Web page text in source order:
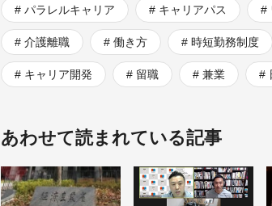
パラレルキャリア キャリアパス
介護離職 働き方 時短勤務制度
キャリア開発 留職 兼業
あわせて読まれている記事